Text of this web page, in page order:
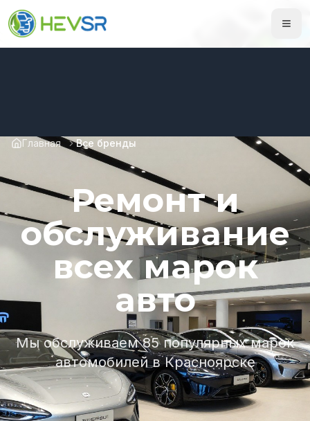
Главная Все бренды
Ремонт и
обслуживание
всех марок
авто
Мы обслуживаем 85 популярных марок
автомобилей в Красноярске